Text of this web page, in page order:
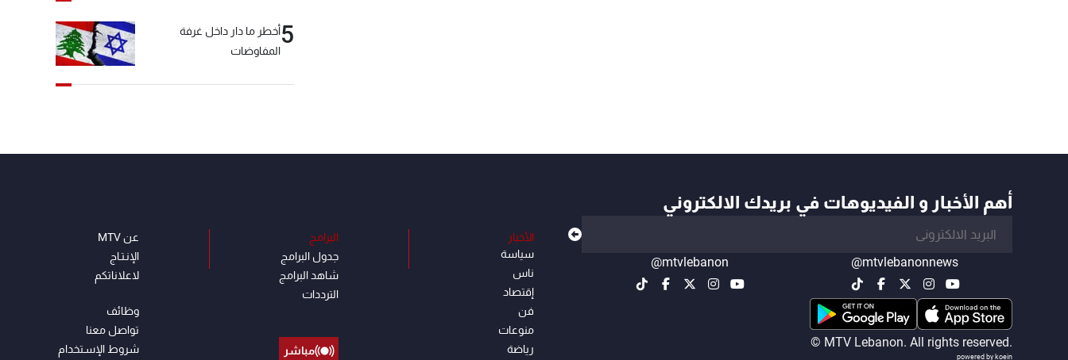
5أخطر ما دار داخل غرفة
المفاوضات
أهم الأخبار و الفيديوهات في بريدك الالكتروني
@mtvlebanonnews
@mtvlebanon
© MTV Lebanon. All rights reserved.
powered by koein
الأخبار
سياسة
ناس
إقتصاد
فن
منوعات
رياضة
البرامج
جدول البرامج
شاهد البرامج
الترددات
مباشر
عن MTV
الإنـتـاج
لاعلاناتكم
وظائف
تواصل معنا
شروط الإسـتخدام